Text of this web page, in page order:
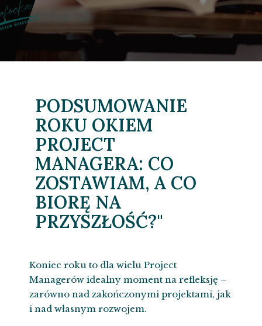
PODSUMOWANIE
ROKU OKIEM
PROJECT
MANAGERA: CO
ZOSTAWIAM, A CO
BIORĘ NA
PRZYSZŁOŚĆ?"
Koniec roku to dla wielu Project
Managerów idealny moment na refleksję –
zarówno nad zakończonymi projektami, jak
i nad własnym rozwojem.